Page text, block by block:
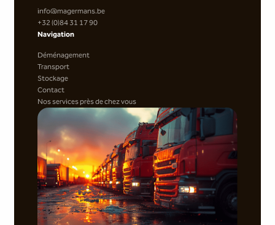
info@magermans.be
+32 (0)84 31 17 90
Navigation
Déménagement
Transport
Stockage
Contact
Nos services près de chez vous